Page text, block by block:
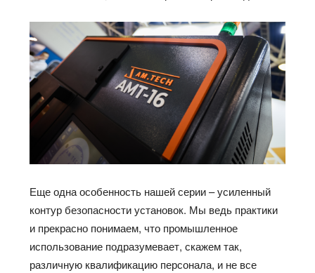
Еще одна особенность нашей серии – усиленный
контур безопасности установок. Мы ведь практики
и прекрасно понимаем, что промышленное
использование подразумевает, скажем так,
различную квалификацию персонала, и не все